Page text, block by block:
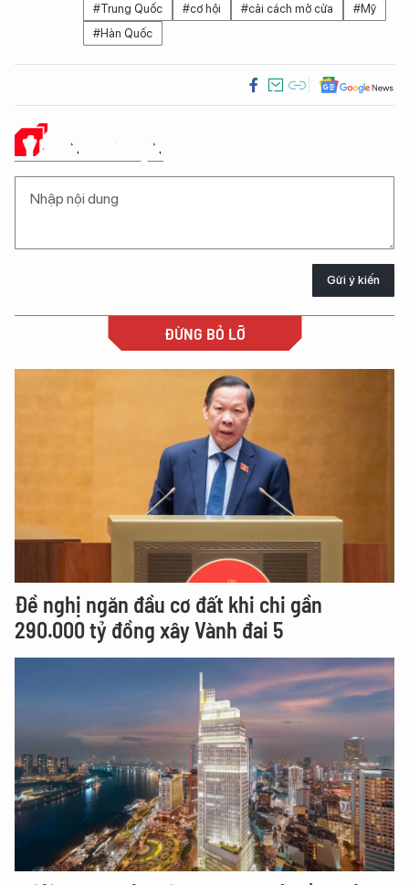
#Trung Quốc
#cơ hội #cải cách mở cửa
#Mỹ
#Hàn Quốc
Ý KIẾN CỦA BẠN
Gửi ý kiến
ĐỪNG BỎ LỠ
Đề nghị ngăn đầu cơ đất khi chi gần
290.000 tỷ đồng xây Vành đai 5